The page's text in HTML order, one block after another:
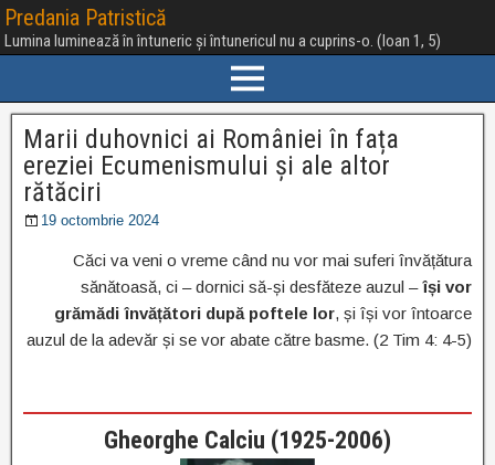
Predania Patristică
Lumina luminează în întuneric și întunericul nu a cuprins-o. (Ioan 1, 5)
Marii duhovnici ai României în fața
ereziei Ecumenismului și ale altor
rătăciri
19 octombrie 2024
Căci va veni o vreme când nu vor mai suferi învățătura
sănătoasă, ci – dornici să-și desfăteze auzul –își vor
grămădi învățători după poftele lor, și își vor întoarce
auzul de la adevăr și se vor abate către basme. (2 Tim 4: 4-5)
Gheorghe Calciu (1925-2006)